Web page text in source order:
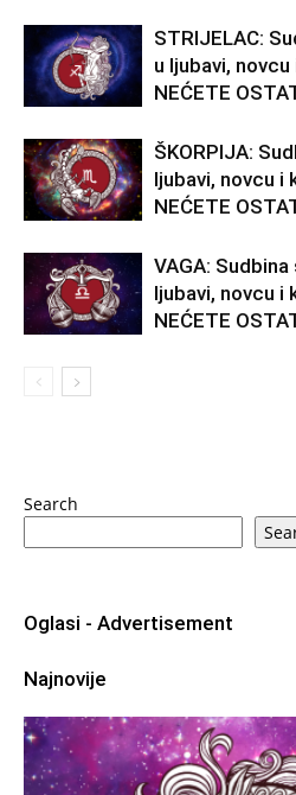
STRIJELAC:
u ljubavi, novcu
NEĆETE
ŠKORPIJA:
ljubavi, novcu i
NEĆETE
VAGA:
ljubavi, novcu i
NEĆETE
Search
Oglasi - Advertisement
Najnovije